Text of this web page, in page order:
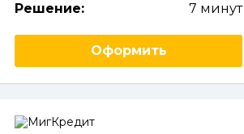
Решение:
7 минут
Оформить